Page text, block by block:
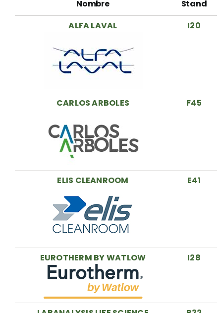
Nombre
Stand
ALFA LAVAL
I20
CARLOS ARBOLES F45
ELIS CLEANROOM E41
EUROTHERM BY WATLOW I28